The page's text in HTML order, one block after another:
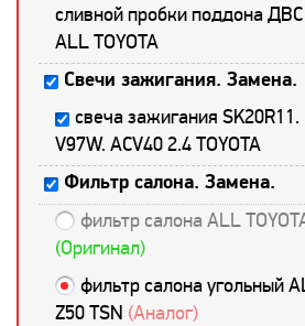
сливной пробки поддона ДВС
ALL TOYOTA
Свечи зажигания. Замена.
свеча зажигания SK20R11.
V97W. ACV40 2.4 TOYOTA
Фильтр салона. Замена.
фильтр салона ALL
(Оригинал)
фильтр салона угольный
Z50 TSN (Аналог)